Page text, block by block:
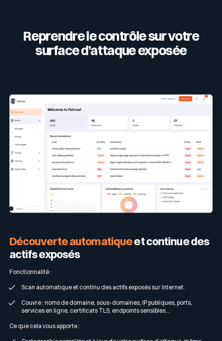
Reprendre le contrôle sur votre
surface d’attaque exposée
Découverte automatiqueet continue des
actifs exposés
Fonctionnalité :
Scan automatique et continu des actifs exposés sur Internet.
Couvre : noms de domaine, sous-domaines, IP publiques, ports,
services en ligne, certificats TLS, endpoints sensibles…
Ce que cela vous apporte :